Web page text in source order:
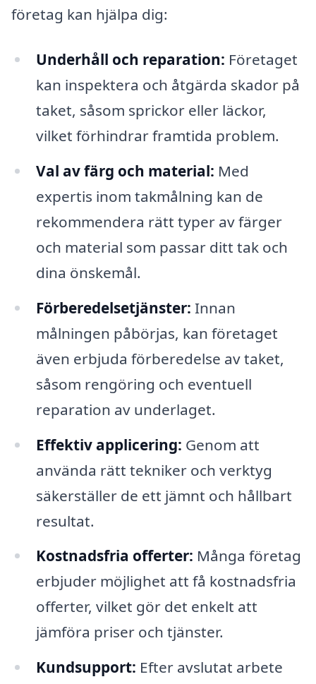
företag kan hjälpa dig:
Underhåll och reparation: Företaget
kan inspektera och åtgärda skador på
taket, såsom sprickor eller läckor,
vilket förhindrar framtida problem.
Val av färg och material: Med
expertis inom takmålning kan de
rekommendera rätt typer av färger
och material som passar ditt tak och
dina önskemål.
Förberedelsetjänster: Innan
målningen påbörjas, kan företaget
även erbjuda förberedelse av taket,
såsom rengöring och eventuell
reparation av underlaget.
Effektiv applicering: Genom att
använda rätt tekniker och verktyg
säkerställer de ett jämnt och hållbart
resultat.
Kostnadsfria offerter: Många företag
erbjuder möjlighet att få kostnadsfria
offerter, vilket gör det enkelt att
jämföra priser och tjänster.
Kundsupport: Efter avslutat arbete